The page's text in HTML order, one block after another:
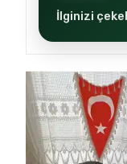
İlginizi